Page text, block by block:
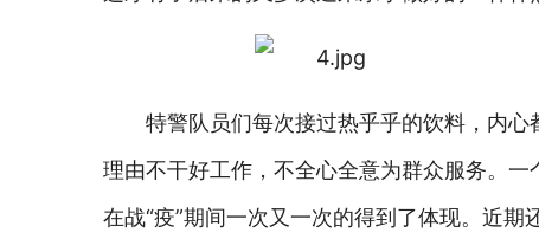
特警队员们每次接过热乎乎的饮料，内
理由不干好工作，不全心全意为群众服务。一
在战“疫”期间一次又一次的得到了体现。近